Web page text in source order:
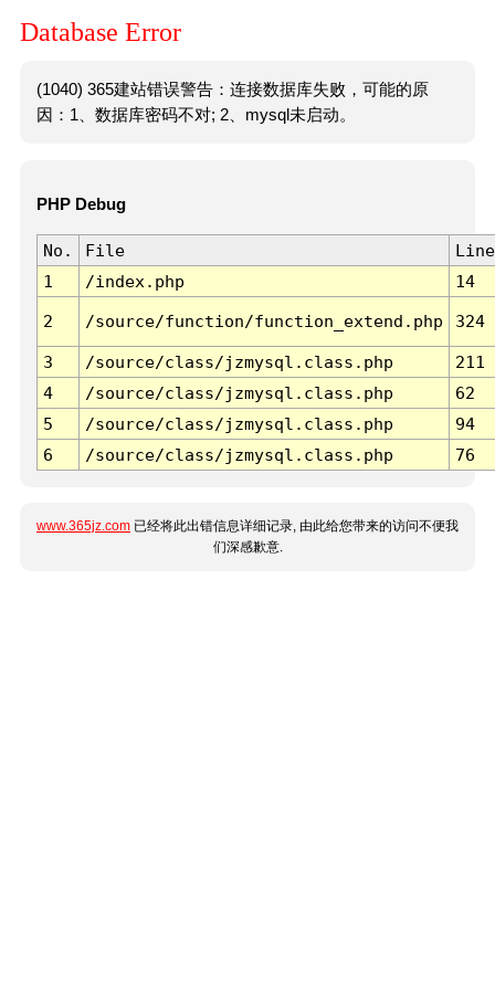
Database Error
(1040) 365建站错误警告：连接数据库失败，可能的原
因：1、数据库密码不对; 2、mysql未启动。
PHP Debug
No. File
Line
1
/index.php 14
2 /source/function/function_extend.php 324
3 /source/class/jzmysql.class.php
211
4
/source/class/jzmysql.class.php
62
5
/source/class/jzmysql.class.php
94
6
/source/class/jzmysql.class.php 76
www.365jz.com 已经将此出错信息详细记录, 由此给您带来的访问不便我
们深感歉意.